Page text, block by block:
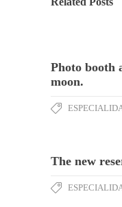
Photo booth
moon.
The new